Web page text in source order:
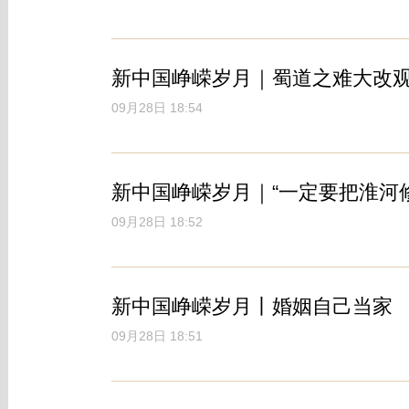
新中国峥嵘岁月｜蜀道之难大改
09月28日 18:54
新中国峥嵘岁月｜“一定要把淮河
09月28日 18:52
新中国峥嵘岁月丨婚姻自己当家
09月28日 18:51